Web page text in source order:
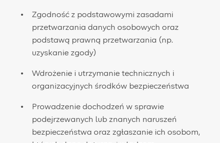
​Zgodność z podstawowymi zasadami
przetwarzania danych osobowych oraz
podstawą prawną przetwarzania (np.
uzyskanie zgody)
Wdrożenie i utrzymanie technicznych i
organizacyjnych środków bezpieczeństwa
Prowadzenie dochodzeń w sprawie
podejrzewanych lub znanych naruszeń
bezpieczeństwa oraz zgłaszanie ich osobom,